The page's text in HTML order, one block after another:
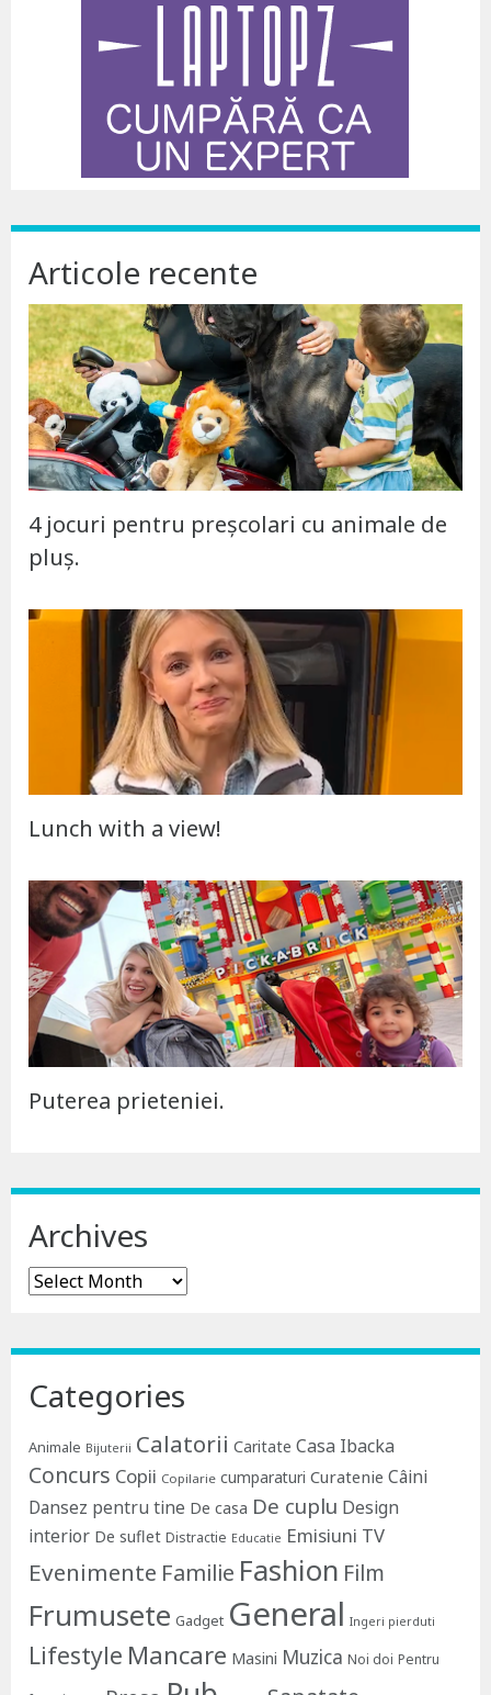
Articole recente
4 jocuri pentru preșcolari cu animale de
pluș.
Lunch with a view!
Puterea prieteniei.
Archives
Archives
Categories
Animale Bijuterii Calatorii Caritate Casa Ibacka
Concurs Copii Copilarie cumparaturi Curatenie Câini
Dansez pentru tine De casa De cuplu Design
interior De suflet Distractie Educatie Emisiuni TV
Evenimente Familie Fashion Film
Frumusete Gadget General Ingeri pierduti
Lifestyle Mancare Masini Muzica Noi doi Pentru